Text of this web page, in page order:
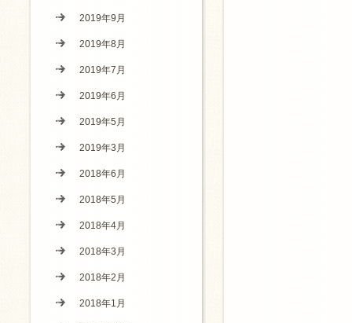
2019年9月
2019年8月
2019年7月
2019年6月
2019年5月
2019年3月
2018年6月
2018年5月
2018年4月
2018年3月
2018年2月
2018年1月